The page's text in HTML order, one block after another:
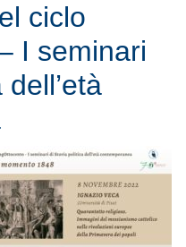
ciclo
I seminari